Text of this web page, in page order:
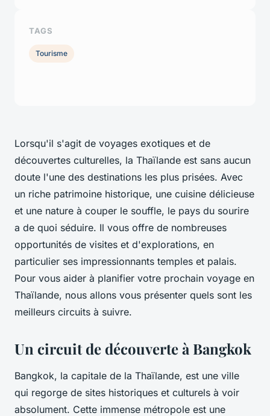
Lorsqu'il s'agit de voyages exotiques et de
découvertes culturelles, la Thaïlande est sans aucun
doute l'une des destinations les plus prisées. Avec
un riche patrimoine historique, une cuisine délicieuse
et une nature à couper le souffle, le pays du sourire
a de quoi séduire. Il vous offre de nombreuses
opportunités de visites et d'explorations, en
particulier ses impressionnants temples et palais.
Pour vous aider à planifier votre prochain voyage en
Thaïlande, nous allons vous présenter quels sont les
meilleurs circuits à suivre.
Un circuit de découverte à Bangkok
Bangkok, la capitale de la Thaïlande, est une ville
qui regorge de sites historiques et culturels à voir
absolument. Cette immense métropole est une
TAGS
Tourisme